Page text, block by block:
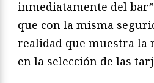
inmediatamente del
que con la misma
realidad que muestra la
en la selección de las